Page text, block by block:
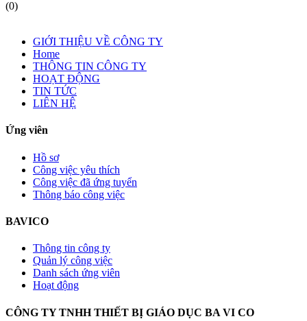
(0)
GIỚI THIỆU VỀ CÔNG TY
Home
THÔNG TIN CÔNG TY
HOẠT ĐỘNG
TIN TỨC
LIÊN HỆ
Ứng viên
Hồ sơ
Công việc yêu thích
Công việc đã ứng tuyển
Thông báo công việc
BAVICO
Thông tin công ty
Quản lý công việc
Danh sách ứng viên
Hoạt động
CÔNG TY TNHH THIẾT BỊ GIÁO DỤC BA VI CO